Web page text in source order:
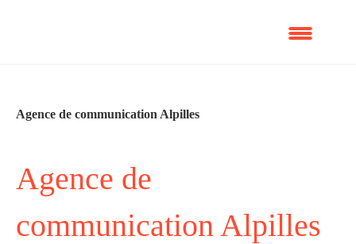
Agence de communication Alpilles
Agence de
communication Alpilles